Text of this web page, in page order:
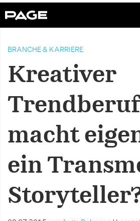
BRANCHE & KARRIERE
Kreativer
macht
ein